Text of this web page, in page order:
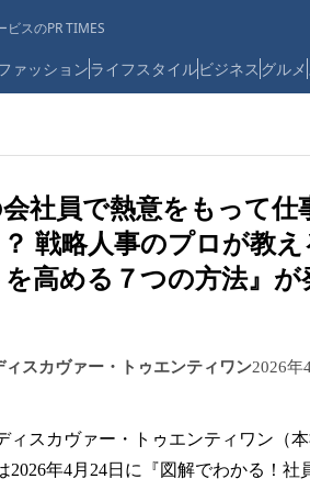
スのPR TIMES
ァッションライフスタイルビジネス グルメ
会社員で熱意をもって
？ 戦略人事のプロが教
を高める７つの方法』が
ィスカヴァー・トゥエンティワン2026年
ィスカヴァー・トゥエンティワン（
2026年4月24日に『図解でわかる！